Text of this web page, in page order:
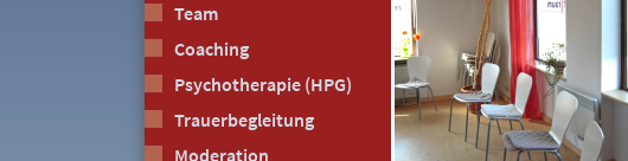
Team
Coaching
Psychotherapie (HPG)
Trauerbegleitung
Moderation